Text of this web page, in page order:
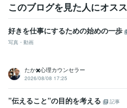
このブログを見た人にオス
好きを仕事にするための始めの一歩
写真・動画
たか✖️心理カウンセラー
2026/08/08 17:25
”伝えること”の目的を考える
記事